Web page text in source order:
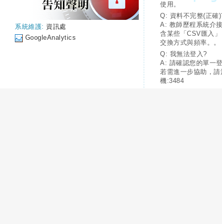
系統維護: 資訊處
GoogleAnalytics
使用。
Q: 資料不完整(正確
A: 教師歷程系統介
含某些「CSV匯入
交換方式與頻率。。
Q: 我無法登入?
A: 請確認您的單一
若需進一步協助，
機:3484